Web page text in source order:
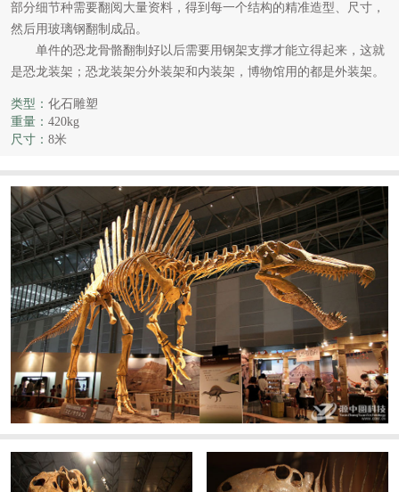
部分细节种需要翻阅大量资料，得到每一个结构的精准造型、尺寸，
然后用玻璃钢翻制成品。
单件的恐龙骨骼翻制好以后需要用钢架支撑才能立得起来，这就
是恐龙装架；恐龙装架分外装架和内装架，博物馆用的都是外装架。
类型： 化石雕塑
重量： 420kg
尺寸： 8米